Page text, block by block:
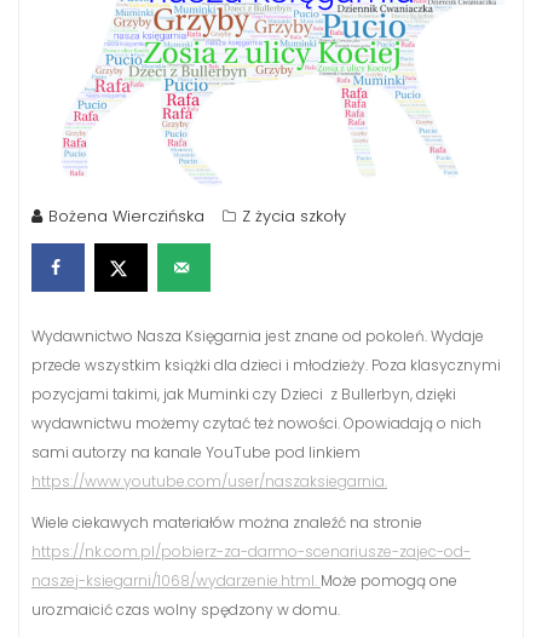
Bożena Wierczińska Z życia szkoły
Wydawnictwo Nasza Księgarnia jest znane od pokoleń. Wydaje
przede wszystkim książki dla dzieci i młodzieży. Poza klasycznymi
pozycjami takimi, jak Muminki czy Dzieci z Bullerbyn, dzięki
wydawnictwu możemy czytać też nowości. Opowiadają o nich
sami autorzy na kanale YouTube pod linkiem
https://www.youtube.com/user/naszaksiegarnia.
Wiele ciekawych materiałów można znaleźć na stronie
https://nk.com.pl/pobierz-za-darmo-scenariusze-zajec-od-
naszej-ksiegarni/1068/wydarzenie.html. Może pomogą one
urozmaicić czas wolny spędzony w domu.